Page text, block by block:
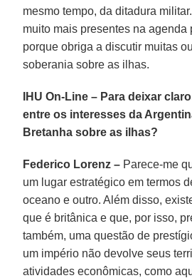
mesmo tempo, da ditadura
muito mais presentes na agenda
porque obriga a discutir muitas
soberania sobre as ilhas.
IHU On-Line – Para deixar
entre os interesses da
Bretanha sobre as ilhas?
Federico Lorenz – Parece-me
um lugar estratégico em termos
oceano e outro. Além disso,
que é britânica e que, por isso,
também, uma questão de
um império não devolve seus
atividades econômicas, como